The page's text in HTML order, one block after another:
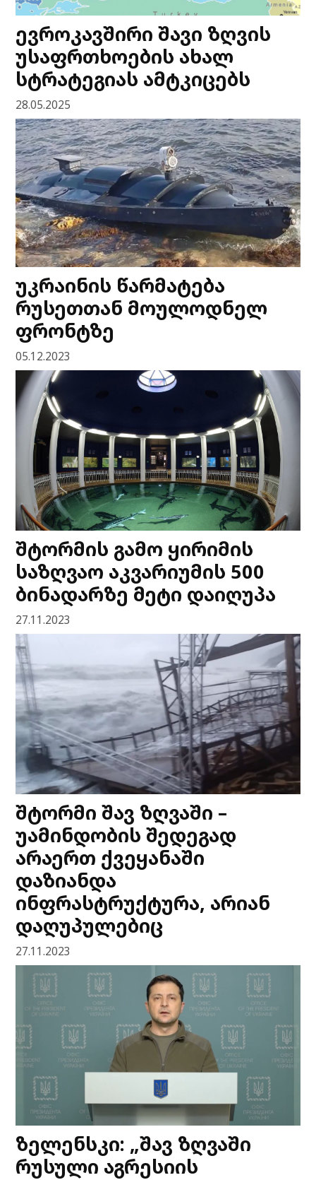
ევროკავშირი შავი ზღვის
უსაფრთხოების ახალ
სტრატეგიას ამტკიცებს
28.05.2025
უკრაინის წარმატება
რუსეთთან მოულოდნელ
ფრონტზე
05.12.2023
შტორმის გამო ყირიმის
საზღვაო აკვარიუმის 500
ბინადარზე მეტი დაიღუპა
27.11.2023
შტორმი შავ ზღვაში –
უამინდობის შედეგად
არაერთ ქვეყანაში
დაზიანდა
ინფრასტრუქტურა, არიან
დაღუპულებიც
27.11.2023
ზელენსკი: „შავ ზღვაში
რუსული აგრესიის